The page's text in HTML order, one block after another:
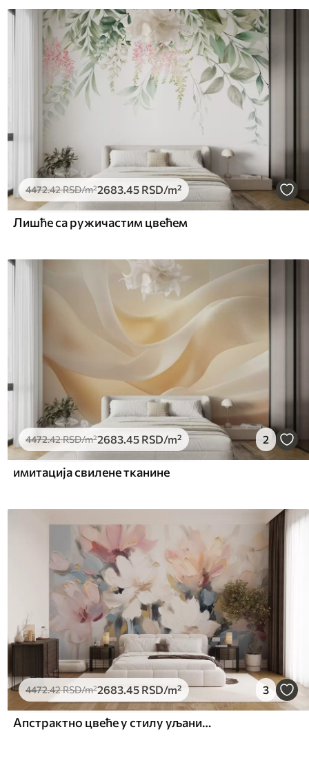
4472.42RSD/m²2683.45 RSD/m²
Лишће са ружичастим цвећем
4472.42RSD/m²2683.45 RSD/m² 2
имитација свилене тканине
4472.42RSD/m²2683.45 RSD/m² 3
Апстрактно цвеће у стилу уљаних слика у меким тоновима